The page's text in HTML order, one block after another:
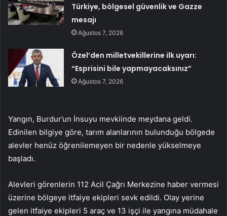
Türkiye, bölgesel güvenlik ve Gazze
mesajı
Ağustos 7, 2026
Özel’den milletvekillerine ilk uyarı:
“Esprisini bile yapmayacaksınız”
Ağustos 7, 2026
Yangın, Burdur’un İnsuyu mevkiinde meydana geldi.
Edinilen bilgiye göre, tarım alanlarının bulunduğu bölgede
alevler henüz öğrenilemeyen bir nedenle yükselmeye
başladı.
Alevleri görenlerin 112 Acil Çağrı Merkezine haber vermesi
üzerine bölgeye itfaiye ekipleri sevk edildi. Olay yerine
gelen itfaiye ekipleri 5 araç ve 13 işçi ile yangına müdahale